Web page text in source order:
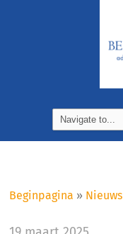
Beginpagina » Nieuws